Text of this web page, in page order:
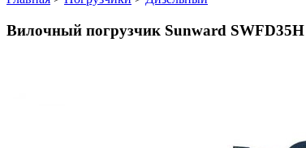
Вилочный погрузчик Sunward SWFD35H